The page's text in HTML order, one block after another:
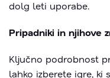
dolg leti uporabe.
Pripadniki in njihove
Ključno podrobnost
lahko izberete igre, ki